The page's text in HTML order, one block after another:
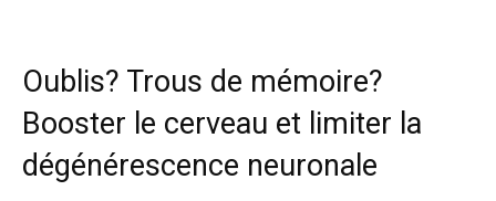
Oublis? Trous de mémoire?
Booster le cerveau et limiter la
dégénérescence neuronale